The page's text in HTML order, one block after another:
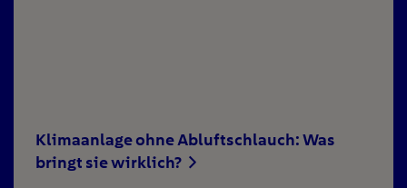
Klimaanlage ohne Abluftschlauch: Was
bringt sie wirklich?